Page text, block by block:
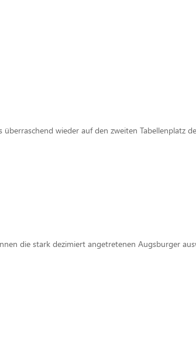
wieder auf den zweiten Tabellenplatz
die stark dezimiert angetretenen Augsburger